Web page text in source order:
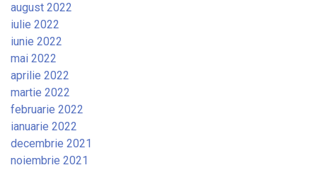
august 2022
iulie 2022
iunie 2022
mai 2022
aprilie 2022
martie 2022
februarie 2022
ianuarie 2022
decembrie 2021
noiembrie 2021